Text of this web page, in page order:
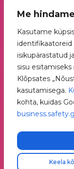
Me
Kasutame
identifikaatoreid
isikupärastatud
sisu
Klõpsates
kasutamisega.
kohta, kuidas
Keela